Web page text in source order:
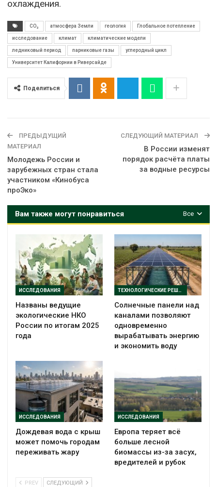
охлаждения.
CO₂ атмосфера Земли геология Глобальное потепление
исследование климат климатические модели
ледниковый период парниковые газы углеродный цикл
Университет Калифорнии в Риверсайде
Поделиться
ПРЕДЫДУЩИЙ
МАТЕРИАЛ
Молодежь России и
зарубежных стран стала
участником «Кинобуса
проЭко»
СЛЕДУЮЩИЙ МАТЕРИАЛ
В России изменят
порядок расчёта платы
за водные ресурсы
Все
Вам также могут понравиться
ИССЛЕДОВАНИЯ
Названы ведущие
экологические НКО
России по итогам 2025
года
ТЕХНОЛОГИЧЕСКИЕ РЕШЕНИЯ
Солнечные панели над
каналами позволяют
одновременно
вырабатывать энергию
и экономить воду
ИССЛЕДОВАНИЯ
Дождевая вода с крыш
может помочь городам
переживать жару
ИССЛЕДОВАНИЯ
Европа теряет всё
больше лесной
биомассы из-за засух,
вредителей и рубок
PREV СЛЕДУЮЩИЙ